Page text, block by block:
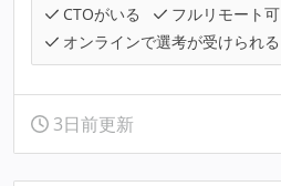
CTOがいる
フルリモート可
オンラインで選考が受けられる
3日前更新